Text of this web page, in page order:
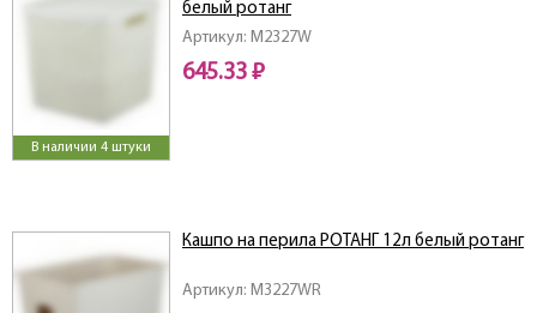
В наличии 4 штуки
Артикул: M2327W
белый ротанг
645.33 ₽
Артикул: M3227WR
Кашпо на перила РОТАНГ 12л белый ротанг